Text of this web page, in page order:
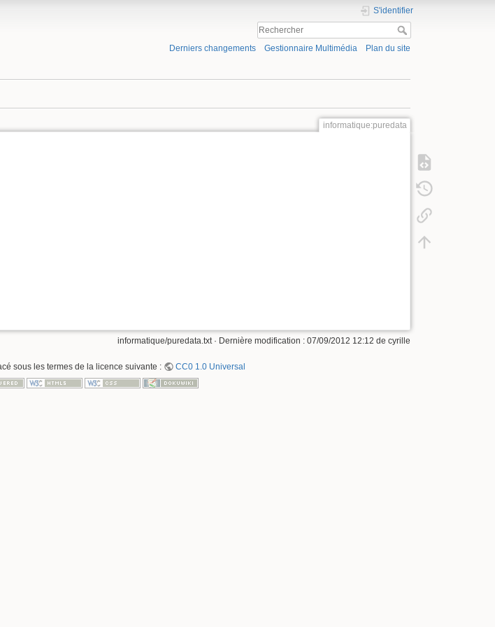
S'identifier
Derniers changements Gestionnaire Multimédia Plan du site
informatique:puredata
informatique/puredata.txt· Dernière modification : 07/09/2012 12:12 de cyrille
sous les termes de la licence suivante : CC0 1.0 Universal